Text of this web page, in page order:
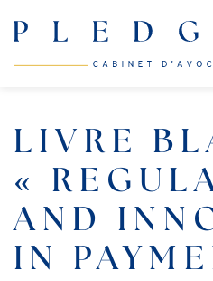
Skip to main content
LIVRE
«
AND
IN